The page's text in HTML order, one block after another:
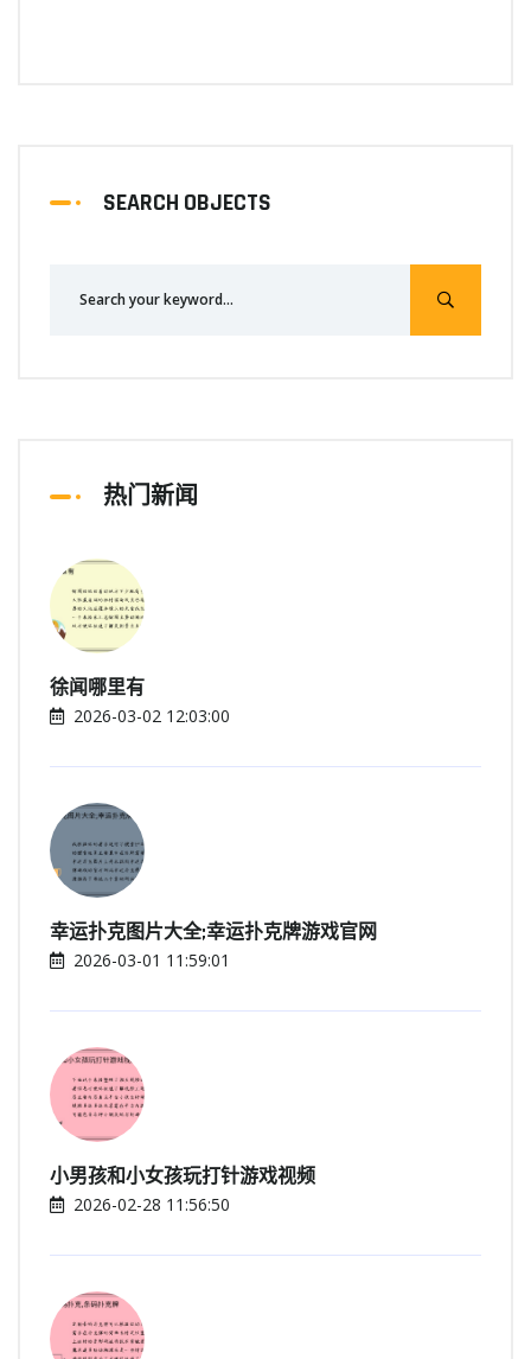
SEARCH OBJECTS
热门新闻
徐闻哪里有
2026-03-02 12:03:00
幸运扑克图片大全;幸运扑克牌游戏官网
2026-03-01 11:59:01
小男孩和小女孩玩打针游戏视频
2026-02-28 11:56:50